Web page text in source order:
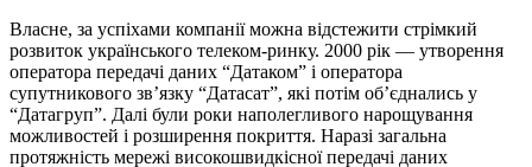
Власне, за успіхами компанії можна відстежити стрімкий
розвиток українського телеком-ринку. 2000 рік — утворення
оператора передачі даних “Датаком” і оператора
супутникового зв’язку “Датасат”, які потім об’єднались у
“Датагруп”. Далі були роки наполегливого нарощування
можливостей і розширення покриття. Наразі загальна
протяжність мережі високошвидкісної передачі даних